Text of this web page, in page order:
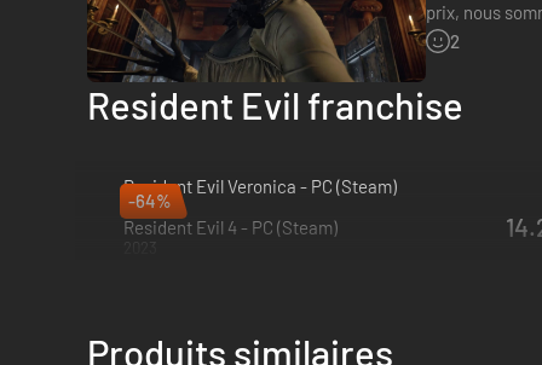
prix, nous
exacte pour
2
Resident Evil franchise
Resident Evil Veronica - PC (Steam)
2027
-64%
Resident Evil 4 - PC (Steam)
Produits similaires